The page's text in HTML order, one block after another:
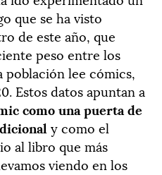
que se ha visto
de este año, que
peso entre los
población lee cómics,
Estos datos apuntan a
como una puerta de
y como el
al libro que más
viendo en los